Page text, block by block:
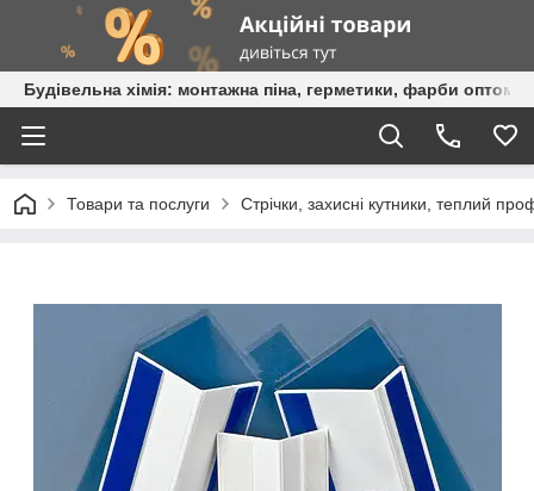
Будівельна хімія: монтажна піна, герметики, фарби оптом
Товари та послуги Стрічки, захисні кутники, теплий